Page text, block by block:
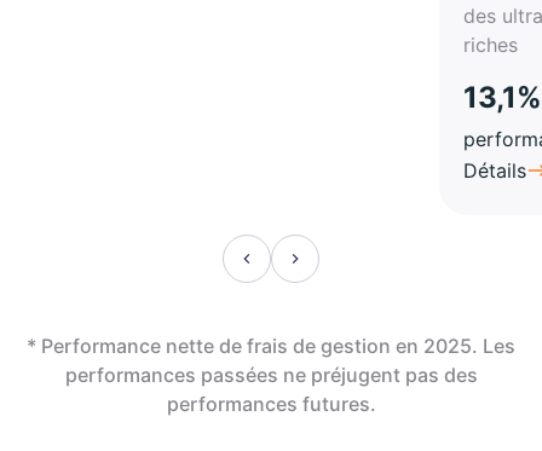
des
riches
13,1%
Détails
* Performance nette de frais de gestion en 2025. Les
performances passées ne préjugent pas des
performances futures.